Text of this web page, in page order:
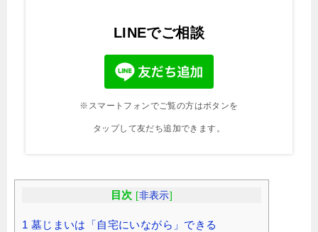
LINEでご相談
※スマートフォンでご覧の方はボタンを
タップして友だち追加できます。
目次 [非表示]
1 墓じまいは「自宅にいながら」できる